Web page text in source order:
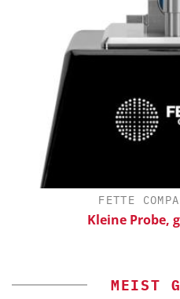
FETTE
Kleine Probe,
MEIST